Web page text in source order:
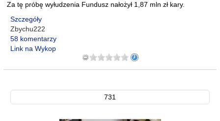
Za tę próbę wyłudzenia Fundusz nałożył 1,87 mln zł kary.
Szczegóły
Zbychu222
58 komentarzy
Link na Wykop
731